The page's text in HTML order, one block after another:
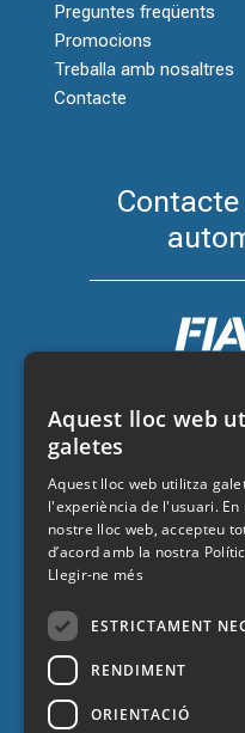
Preguntes freqüents
Promocions
Treballa amb nosaltres
Contacte
+34
Assegurança
+34
Aquest lloc web
galetes
Aquest lloc web utilitza
l'experiència de l'usuari.
nostre lloc web, accepteu
d’acord amb la nostra
Llegir-ne més
ESTRICTAMENT
RENDIMENT
ORIENTACIÓ